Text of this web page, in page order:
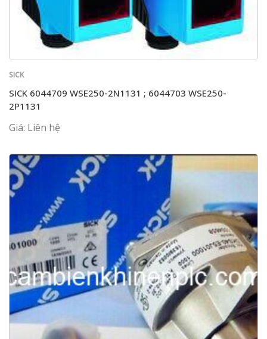
SICK
SICK 6044709 WSE250-2N1131 ; 6044703 WSE250-
2P1131
Giá: Liên hệ